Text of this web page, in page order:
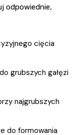
odpowiednie,
cięcia
grubszych gałęzi
najgrubszych
do formowania